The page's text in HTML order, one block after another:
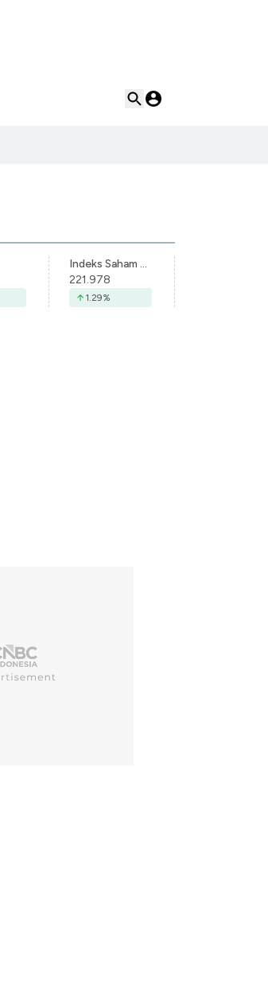
Indeks Saham Syariah Indonesia
221.978
1.29%